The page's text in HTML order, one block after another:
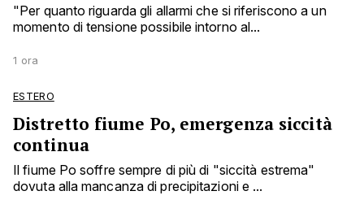
"Per quanto riguarda gli allarmi che si riferiscono a un
momento di tensione possibile intorno al...
1 ora
ESTERO
Distretto fiume Po, emergenza siccità
continua
Il fiume Po soffre sempre di più di "siccità estrema"
dovuta alla mancanza di precipitazioni e ...